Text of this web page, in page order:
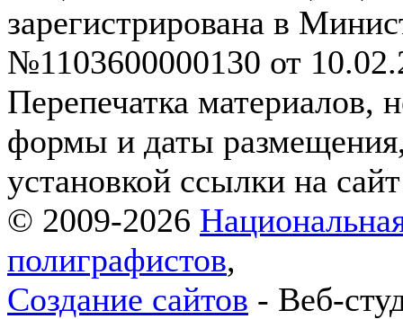
зарегистрирована в
№1103600000130 от
Перепечатка материалов,
формы и даты
установкой ссылки на
© 2009-2026
полиграфистов,
Создание сайтов - Веб-